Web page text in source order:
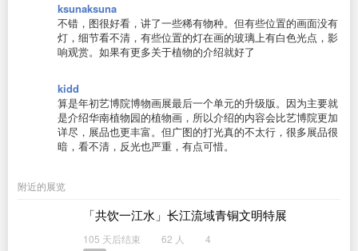
ksunaksuna
不错，图很好看，讲了一些稀有物种。但有些位置的画面没有
灯，细节看不清，有些位置的灯在画的玻璃上有白色光点，影
响观赏。如果有更多关于植物的介绍就好了
kidd
算是年初艺博院博物画展最后一个单元的升级版。因为主要就
是介绍华南植物园的植物画，所以介绍的内容会比艺博院更加
详尽，展品也更丰富。但广图的打光真的不太行，很多展品很
暗，看不清，反光也严重，有点可惜。
附近的展览
「共饮一江水」长江流域青铜文明特展
105 天后结束 62 人
4